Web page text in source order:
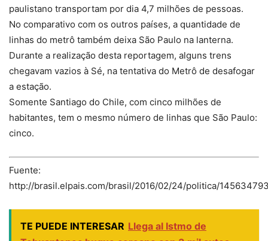
paulistano transportam por dia 4,7 milhões de pessoas.
No comparativo com os outros países, a quantidade de
linhas do metrô também deixa São Paulo na lanterna.
Durante a realização desta reportagem, alguns trens
chegavam vazios à Sé, na tentativa do Metrô de desafogar
a estação.
Somente Santiago do Chile, com cinco milhões de
habitantes, tem o mesmo número de linhas que São Paulo:
cinco.
Fuente:
http://brasil.elpais.com/brasil/2016/02/24/politica/
TE PUEDE INTERESAR Llega al Istmo de